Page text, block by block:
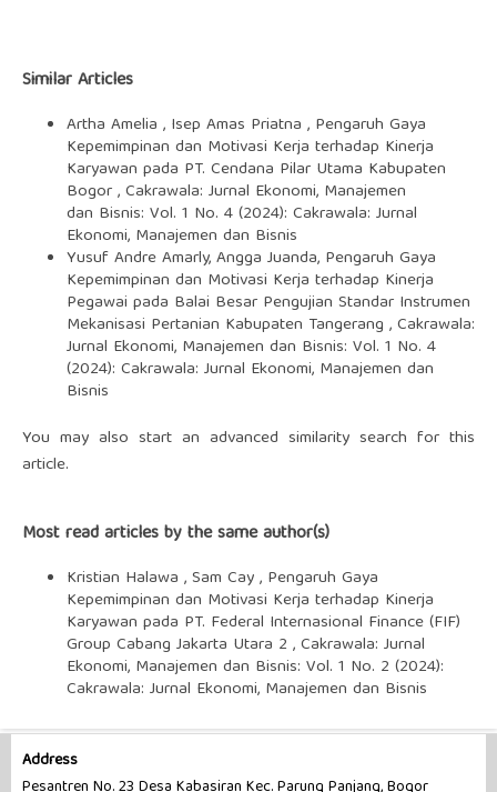
Similar Articles
Artha Amelia , Isep Amas Priatna , Pengaruh Gaya
Kepemimpinan dan Motivasi Kerja terhadap Kinerja
Karyawan pada PT. Cendana Pilar Utama Kabupaten
Bogor,Cakrawala: Jurnal Ekonomi, Manajemen
dan Bisnis: Vol. 1 No. 4 (2024): Cakrawala: Jurnal
Ekonomi, Manajemen dan Bisnis
Yusuf Andre Amarly, Angga Juanda, Pengaruh Gaya
Kepemimpinan dan Motivasi Kerja terhadap Kinerja
Pegawai pada Balai Besar Pengujian Standar Instrumen
Mekanisasi Pertanian Kabupaten Tangerang ,Cakrawala:
Jurnal Ekonomi, Manajemen dan Bisnis: Vol. 1 No. 4
(2024): Cakrawala: Jurnal Ekonomi, Manajemen dan
Bisnis
You may also start an advanced similarity search for this
article.
Most read articles by the same author(s)
Kristian Halawa , Sam Cay , Pengaruh Gaya
Kepemimpinan dan Motivasi Kerja terhadap Kinerja
Karyawan pada PT. Federal Internasional Finance (FIF)
Group Cabang Jakarta Utara 2 ,Cakrawala: Jurnal
Ekonomi, Manajemen dan Bisnis: Vol. 1 No. 2 (2024):
Cakrawala: Jurnal Ekonomi, Manajemen dan Bisnis
Address